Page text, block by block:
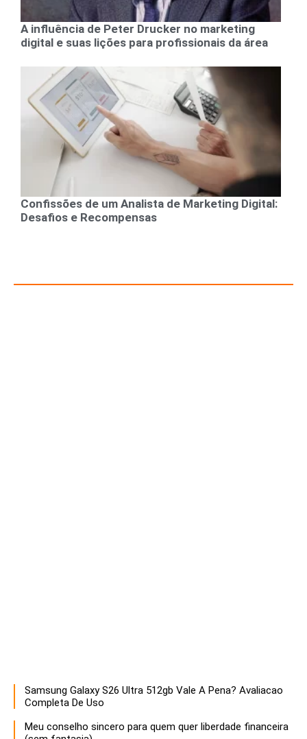
A influência de Peter Drucker no marketing
digital e suas lições para profissionais da área
Confissões de um Analista de Marketing Digital:
Desafios e Recompensas
Samsung Galaxy S26 Ultra 512gb Vale A Pena? Avaliacao
Completa De Uso
Meu conselho sincero para quem quer liberdade financeira